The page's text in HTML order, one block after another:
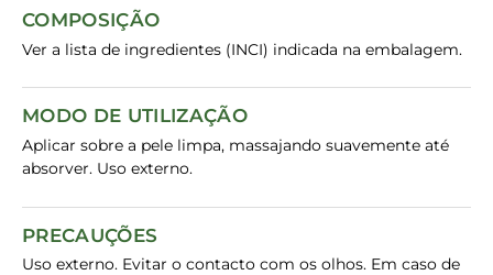
COMPOSIÇÃO
Ver a lista de ingredientes (INCI) indicada na embalagem.
MODO DE UTILIZAÇÃO
Aplicar sobre a pele limpa, massajando suavemente até
absorver. Uso externo.
PRECAUÇÕES
Uso externo. Evitar o contacto com os olhos. Em caso de